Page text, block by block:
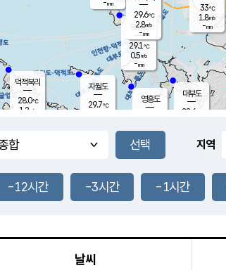
풍도
2.2m/s
무의도
29.1℃
0.5m/s
-mm
영흥도
자월도
29.7℃
-mm
대부도
28.6
덕적북리
28.0℃
1.2 m/s
29.6℃
2.8m/s
-mm
33℃
1.8m/s
-mm
지역
-12시간 -3시간 -1시간
날씨